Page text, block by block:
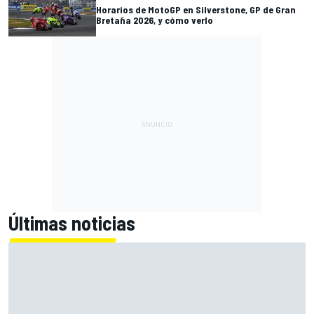
Horarios de MotoGP en Silverstone, GP de Gran
Bretaña 2026, y cómo verlo
Últimas noticias